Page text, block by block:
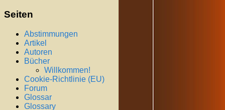
Seiten
Abstimmungen
Artikel
Autoren
Bücher
Willkommen!
Cookie-Richtlinie (EU)
Forum
Glossar
Glossary